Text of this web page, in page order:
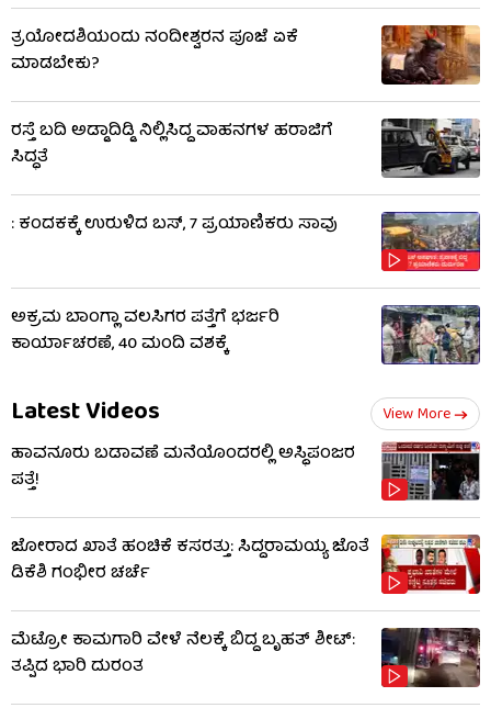
ತ್ರಯೋದಶಿಯಂದು ನಂದೀಶ್ವರನ ಪೂಜೆ ಏಕೆ
ಮಾಡಬೇಕು?
ರಸ್ತೆ ಬದಿ ಅಡ್ಡಾದಿಡ್ಡಿ ನಿಲ್ಲಿಸಿದ್ದ ವಾಹನಗಳ ಹರಾಜಿಗೆ
ಸಿದ್ಧತೆ
: ಕಂದಕಕ್ಕೆ ಉರುಳಿದ ಬಸ್, 7 ಪ್ರಯಾಣಿಕರು ಸಾವು
ಅಕ್ರಮ ಬಾಂಗ್ಲಾ ವಲಸಿಗರ ಪತ್ತೆಗೆ ಭರ್ಜರಿ
ಕಾರ್ಯಾಚರಣೆ, 40 ಮಂದಿ ವಶಕ್ಕೆ
Latest Videos View More
ಹಾವನೂರು ಬಡಾವಣೆ ಮನೆಯೊಂದರಲ್ಲಿ ಅಸ್ಥಿಪಂಜರ
ಪತ್ತೆ!
ಜೋರಾದ ಖಾತೆ ಹಂಚಿಕೆ ಕಸರತ್ತು: ಸಿದ್ದರಾಮಯ್ಯ ಜೊತೆ
ಡಿಕೆಶಿ ಗಂಭೀರ ಚರ್ಚೆ
ಮೆಟ್ರೋ ಕಾಮಗಾರಿ ವೇಳೆ ನೆಲಕ್ಕೆ ಬಿದ್ದ ಬೃಹತ್ ಶೀಟ್:
ತಪ್ಪಿದ ಭಾರಿ ದುರಂತ